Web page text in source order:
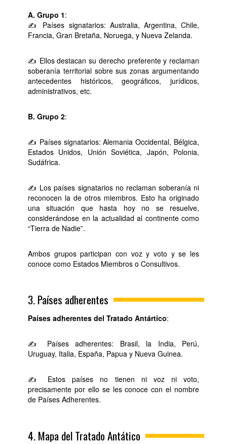
A. Grupo 1:
✍ Países signatarios: Australia, Argentina, Chile,
Francia, Gran Bretaña, Noruega, y Nueva Zelanda.
✍ Ellos destacan su derecho preferente y reclaman
soberanía territorial sobre sus zonas argumentando
antecedentes históricos, geográficos, jurídicos,
administrativos, etc.
B. Grupo 2:
✍ Países signatarios: Alemania Occidental, Bélgica,
Estados Unidos, Unión Soviética, Japón, Polonia,
Sudáfrica.
✍ Los países signatarios no reclaman soberanía ni
reconocen la de otros miembros. Esto ha originado
una situación que hasta hoy no se resuelve,
considerándose en la actualidad al continente como
“Tierra de Nadie”.
Ambos grupos participan con voz y voto y se les
conoce como Estados Miembros o Consultivos.
3. Países adherentes
Países adherentes del Tratado Antártico:
✍ Países adherentes: Brasil, la India, Perú,
Uruguay, Italia, España, Papua y Nueva Guinea.
✍ Estos países no tienen ni voz ni voto,
precisamente por ello se les conoce con el nombre
de Países Adherentes.
4. Mapa del Tratado Antático